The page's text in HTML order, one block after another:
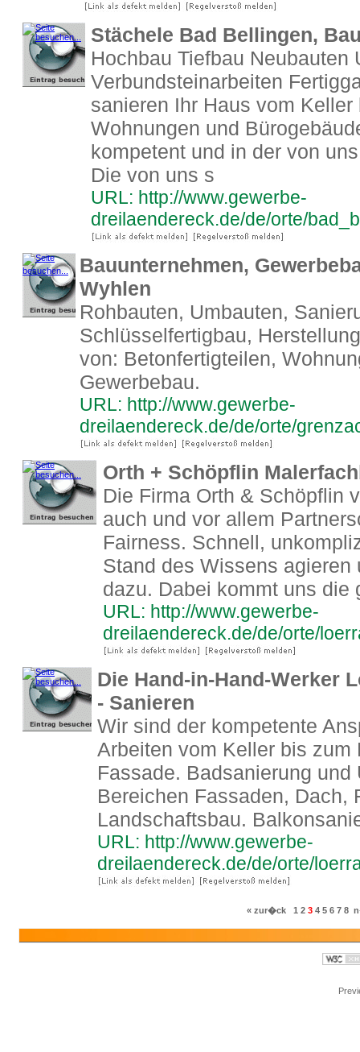
Stächele Bad Bellingen,
Hochbau Tiefbau Neubauten
Verbundsteinarbeiten
sanieren Ihr Haus vom
Wohnungen und
kompetent und in der von
Die von uns s
URL: http://www.gewerbe-
dreilaendereck.de/de/orte/
Bauunternehmen,
Wyhlen
Rohbauten, Umbauten,
Schlüsselfertigbau,
von: Betonfertigteilen,
Gewerbebau.
URL: http://www.gewerbe-
dreilaendereck.de/de/orte/
Orth + Schöpflin
Die Firma Orth & Schöpflin
auch und vor allem
Fairness. Schnell,
Stand des Wissens
dazu. Dabei kommt uns die
URL: http://www.gewerbe-
dreilaendereck.de/de/orte/
Die Hand-in-Hand-Werker
- Sanieren
Wir sind der kompetente
Arbeiten vom Keller bis
Fassade. Badsanierung
Bereichen Fassaden, Dach,
Landschaftsbau.
URL: http://www.gewerbe-
dreilaendereck.de/de/orte/
« zur�ck 1 2 3 4 5 6 7 8